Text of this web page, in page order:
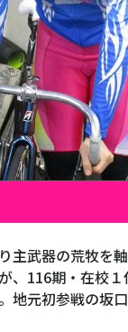
主武器の荒牧を
、116期・在校
地元初参戦の坂